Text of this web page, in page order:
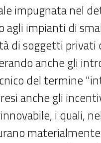
impugnata nel
agli impianti di
di soggetti privati
anche gli
del termine
anche gli
i quali,